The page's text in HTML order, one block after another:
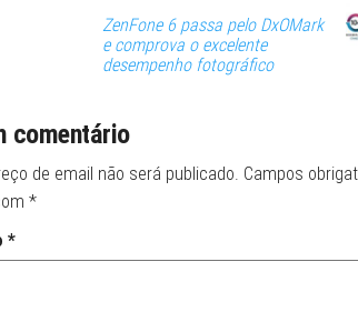
ZenFone 6 passa pelo DxOMark
e comprova o excelente
desempenho fotográfico
comentário
de email não será publicado. Campos
*
*